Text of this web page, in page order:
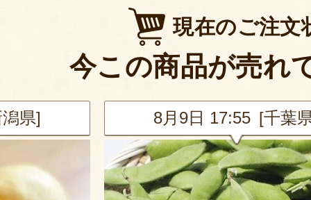
現在のご注文
今この商品が売れ
県] 8月9日 17:55 [千葉